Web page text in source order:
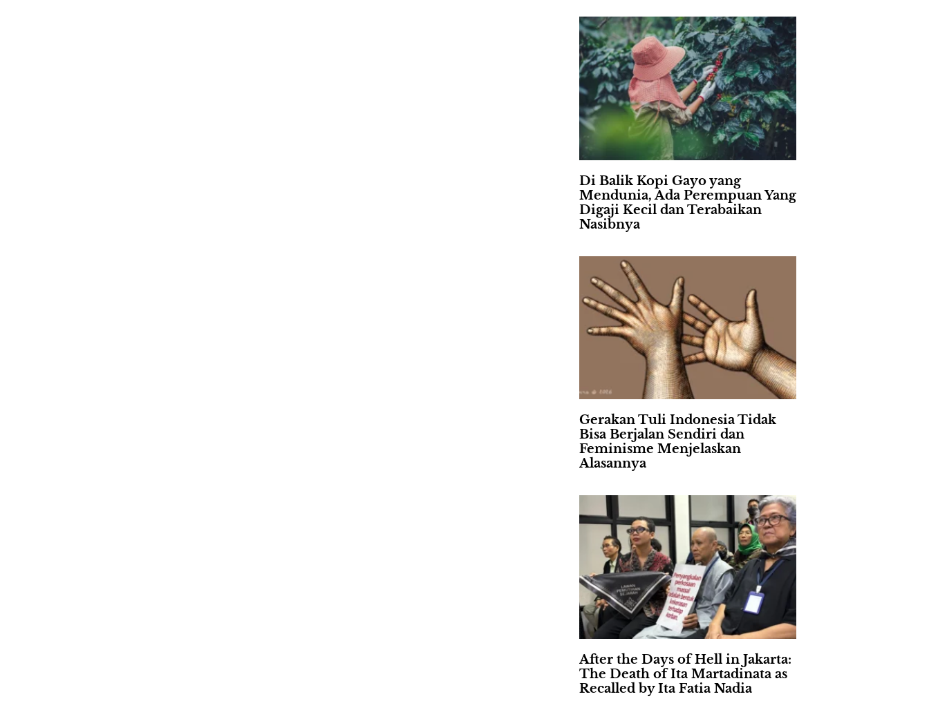
Di Balik Kopi Gayo yang
Mendunia, Ada Perempuan Yang
Digaji Kecil dan Terabaikan
Nasibnya
Gerakan Tuli Indonesia Tidak
Bisa Berjalan Sendiri dan
Feminisme Menjelaskan
Alasannya
After the Days of Hell in Jakarta:
The Death of Ita Martadinata as
Recalled by Ita Fatia Nadia